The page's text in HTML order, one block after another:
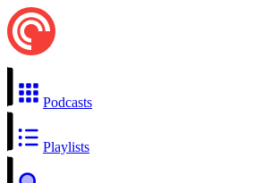
Podcasts
Playlists